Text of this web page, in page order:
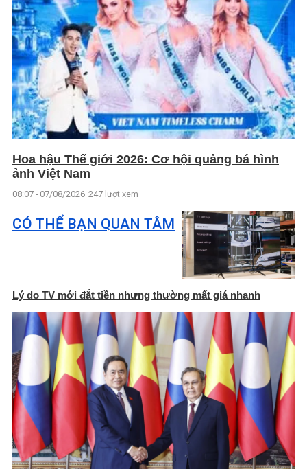
Hoa hậu Thế giới 2026: Cơ hội quảng bá hình
ảnh Việt Nam
08:07 - 07/08/2026 247 lượt xem
CÓ THỂ BẠN QUAN TÂM
Lý do TV mới đắt tiền nhưng thường mất giá nhanh